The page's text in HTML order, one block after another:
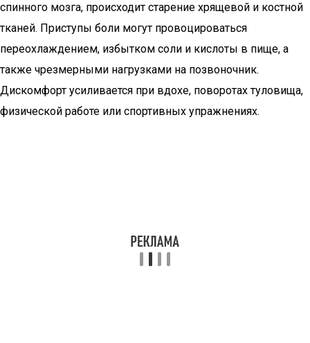
спинного мозга, происходит старение хрящевой и костной
тканей. Приступы боли могут провоцироваться
переохлаждением, избытком соли и кислоты в пище, а
также чрезмерными нагрузками на позвоночник.
Дискомфорт усиливается при вдохе, поворотах туловища,
физической работе или спортивных упражнениях.